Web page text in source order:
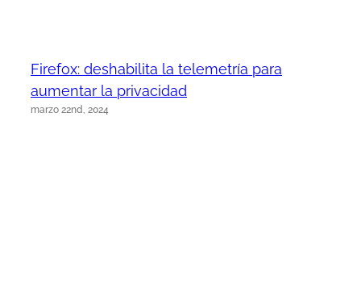
Firefox: deshabilita la telemetría para
aumentar la privacidad
marzo 22nd, 2024